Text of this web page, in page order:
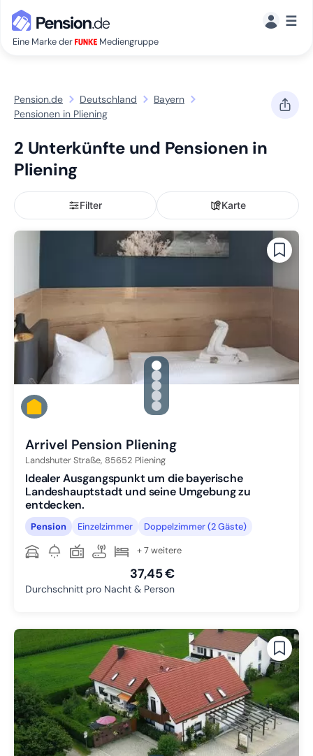
Eine Marke der Mediengruppe
☰
Pension.de Deutschland
Bayern
Pensionen in Pliening
2 Unterkünfte und Pensionen in
Pliening
Filter Karte
gallery.slide_selector
Zu Slide 1 wechseln
Zu Slide 2 wechseln
Zu Slide 3 wechseln
Zu Slide 4 wechseln
Zu Slide 5 wechseln
Arrivel Pension Pliening
Landshuter Straße, 85652 Pliening
Idealer Ausgangspunkt um die bayerische
Landeshauptstadt und seine Umgebung zu
entdecken.
Pension Einzelzimmer Doppelzimmer (2 Gäste)
+ 7 weitere
37,45 €
Durchschnitt pro Nacht & Person